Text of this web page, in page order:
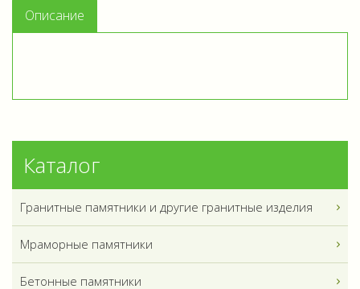
Описание
Каталог
Гранитные памятники и другие гранитные изделия
Мраморные памятники
Бетонные памятники